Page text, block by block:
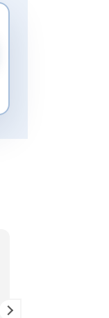
5éme fois que